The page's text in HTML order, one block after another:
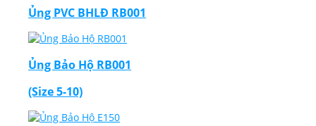
Ủng PVC BHLĐ RB001
Ủng Bảo Hộ RB001
(Size 5-10)